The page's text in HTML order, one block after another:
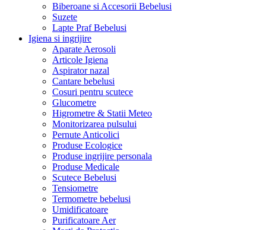
Biberoane si Accesorii Bebelusi
Suzete
Lapte Praf Bebelusi
Igiena si ingrijire
Aparate Aerosoli
Articole Igiena
Aspirator nazal
Cantare bebelusi
Cosuri pentru scutece
Glucometre
Higrometre & Statii Meteo
Monitorizarea pulsului
Pernute Anticolici
Produse Ecologice
Produse ingrijire personala
Produse Medicale
Scutece Bebelusi
Tensiometre
Termometre bebelusi
Umidificatoare
Purificatoare Aer